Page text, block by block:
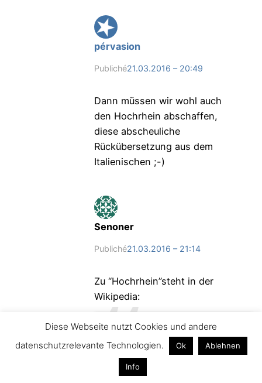
pérvasion
Publiché21.03.2016 – 20:49
Dann müssen wir wohl auch
den Hochrhein abschaffen,
diese abscheuliche
Rückübersetzung aus dem
Italienischen ;-)
Senoner
Publiché21.03.2016 – 21:14
Zu “Hochrhein”steht in der
Wikipedia:
Die Bezeichnung Hochrhein
wurde erst im 19. Jahrhundert
durch die Wissenschaft
Diese Webseite nutzt Cookies und andere
datenschutzrelevante Technologien.
Ok Ablehnen
Info